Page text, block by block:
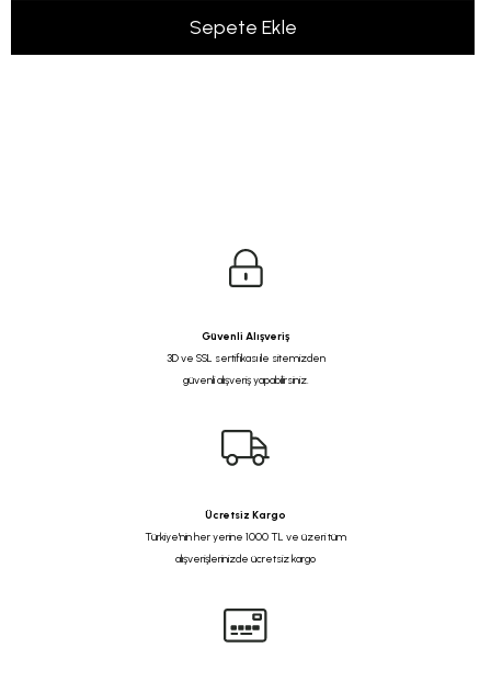
Güvenli Alışveriş
3D ve SSL sertifikası ile sitemizden
güvenli alışveriş yapabilirsiniz.
Ücretsiz Kargo
Türkiye'nin her yerine 1000 TL ve üzeri tüm
alışverişlerinizde ücretsiz kargo